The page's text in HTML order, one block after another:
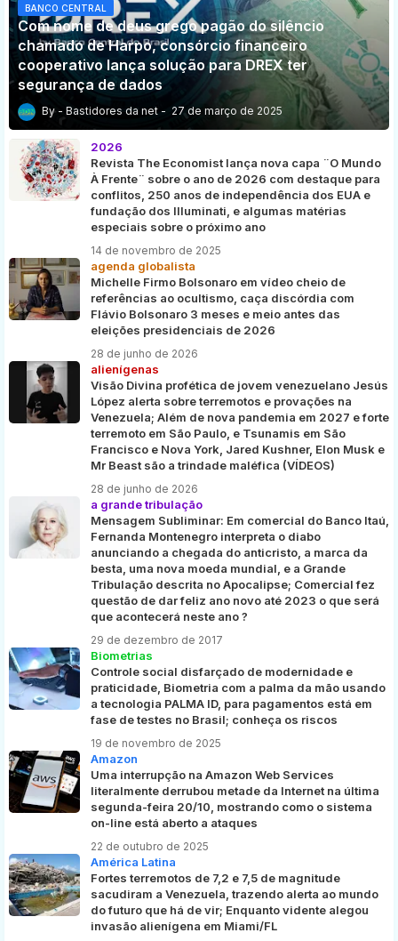
BANCO CENTRAL
Com nome de deus grego pagão do silêncio
chamado de Harpo, consórcio financeiro
cooperativo lança solução para DREX ter
segurança de dados
Bastidores da net 27 de março de 2025
2026
Revista The Economist lança nova capa ¨O Mundo
À Frente¨ sobre o ano de 2026 com destaque para
conflitos, 250 anos de independência dos EUA e
fundação dos Illuminati, e algumas matérias
especiais sobre o próximo ano
14 de novembro de 2025
agenda globalista
Michelle Firmo Bolsonaro em vídeo cheio de
referências ao ocultismo, caça discórdia com
Flávio Bolsonaro 3 meses e meio antes das
eleições presidenciais de 2026
28 de junho de 2026
alienígenas
Visão Divina profética de jovem venezuelano Jesús
López alerta sobre terremotos e provações na
Venezuela; Além de nova pandemia em 2027 e forte
terremoto em São Paulo, e Tsunamis em São
Francisco e Nova York, Jared Kushner, Elon Musk e
Mr Beast são a trindade maléfica (VÍDEOS)
28 de junho de 2026
a grande tribulação
Mensagem Subliminar: Em comercial do Banco Itaú,
Fernanda Montenegro interpreta o diabo
anunciando a chegada do anticristo, a marca da
besta, uma nova moeda mundial, e a Grande
Tribulação descrita no Apocalipse; Comercial fez
questão de dar feliz ano novo até 2023 o que será
que acontecerá neste ano ?
29 de dezembro de 2017
Biometrias
Controle social disfarçado de modernidade e
praticidade, Biometria com a palma da mão usando
a tecnologia PALMA ID, para pagamentos está em
fase de testes no Brasil; conheça os riscos
19 de novembro de 2025
Amazon
Uma interrupção na Amazon Web Services
literalmente derrubou metade da Internet na última
segunda-feira 20/10, mostrando como o sistema
on-line está aberto a ataques
22 de outubro de 2025
América Latina
Fortes terremotos de 7,2 e 7,5 de magnitude
sacudiram a Venezuela, trazendo alerta ao mundo
do futuro que há de vir; Enquanto vidente alegou
invasão alienígena em Miami/FL